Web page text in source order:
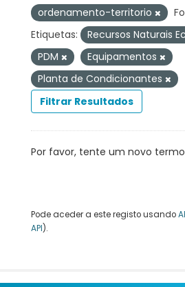
ordenamento-territorio
Etiquetas:
Recursos Naturais
PDM
Equipamentos
Planta de Condicionantes
Filtrar Resultados
Por favor, tente um novo
Pode aceder a este registo usando
API).